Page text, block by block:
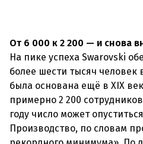
От 6 000 к 2 200 — и снова
На пике успеха Swarovski
более шести тысяч человек
была основана ещё в XIX
примерно 2 200
году число может
Производство, по словам